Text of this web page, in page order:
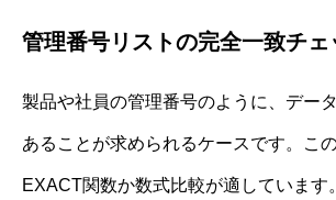
管理番号リストの完全一致チェ
製品や社員の管理番号のように、デー
あることが求められるケースです。こ
EXACT関数か数式比較が適しています